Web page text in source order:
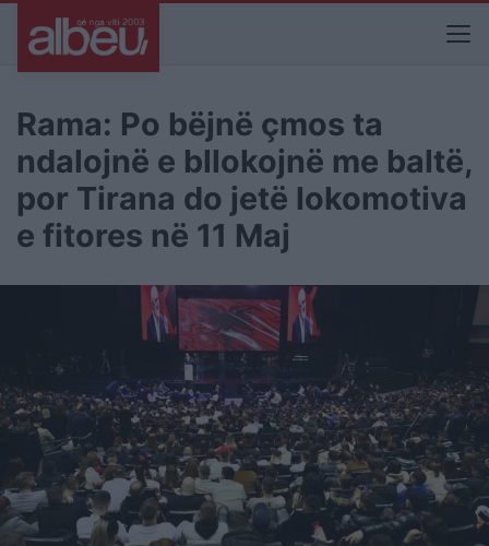
Rama: Po bëjnë çmos ta
ndalojnë e bllokojnë me baltë,
por Tirana do jetë lokomotiva
e fitores në 11 Maj